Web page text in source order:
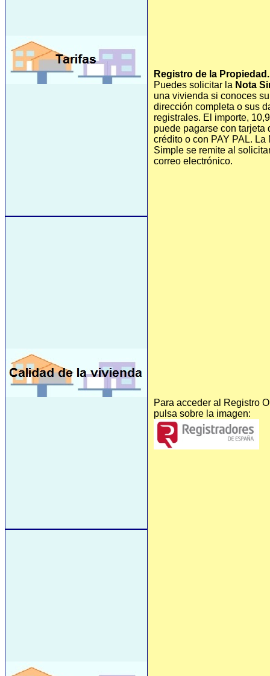
Registro de la Propiedad.
Puedes solicitar la Nota
una vivienda si conoces su
dirección completa o sus
registrales. El importe,
puede pagarse con tarjeta
crédito o con PAY PAL. La
Simple se remite al
correo electrónico.
Para acceder al Registro
pulsa sobre la imagen: